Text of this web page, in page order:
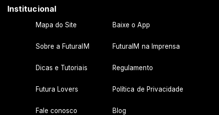
Institucional
Mapa do Site Baixe o App
Sobre a FuturaIM FuturaIM na Imprensa
Dicas e Tutoriais Regulamento
Futura Lovers Política de Privacidade
Fale conosco Blog